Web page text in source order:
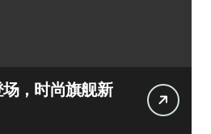
，时尚旗舰新